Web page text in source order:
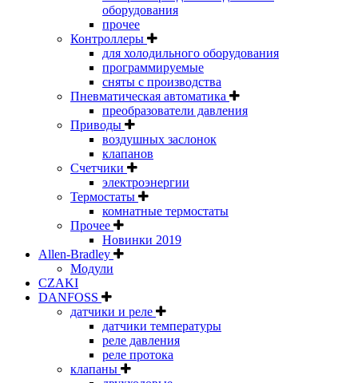
оборудования
прочее
Контроллеры
для холодильного оборудования
программируемые
сняты с производства
Пневматическая автоматика
преобразователи давления
Приводы
воздушных заслонок
клапанов
Счетчики
электроэнергии
Термостаты
комнатные термостаты
Прочее
Новинки 2019
Allen-Bradley
Модули
CZAKI
DANFOSS
датчики и реле
датчики температуры
реле давления
реле протока
клапаны